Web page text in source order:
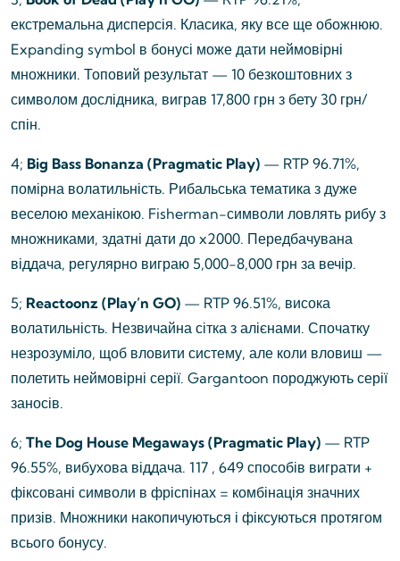
екстремальна дисперсія. Класика, яку все ще обожнюю.
Expanding symbol в бонусі може дати неймовірні
множники. Топовий результат — 10 безкоштовних з
символом дослідника, виграв 17,800 грн з бету 30 грн/
спін.
4; Big Bass Bonanza (Pragmatic Play) — RTP 96.71%,
помірна волатильність. Рибальська тематика з дуже
веселою механікою. Fisherman-символи ловлять рибу з
множниками, здатні дати до x2000. Передбачувана
віддача, регулярно виграю 5,000-8,000 грн за вечір.
5; Reactoonz (Play’n GO) — RTP 96.51%, висока
волатильність. Незвичайна сітка з алієнами. Спочатку
незрозуміло, щоб вловити систему, але коли вловиш —
полетить неймовірні серії. Gargantoon породжують серії
заносів.
6; The Dog House Megaways (Pragmatic Play) — RTP
96.55%, вибухова віддача. 117 , 649 способів виграти +
фіксовані символи в фріспінах = комбінація значних
призів. Множники накопичуються і фіксуються протягом
всього бонусу.